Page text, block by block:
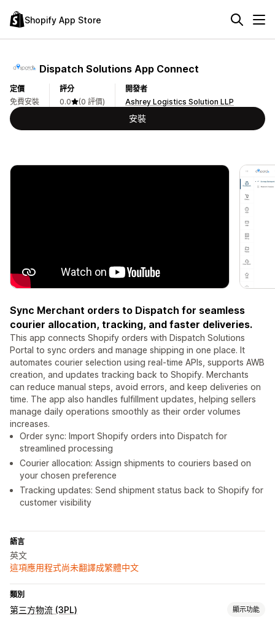
Shopify App Store
Dispatch Solutions App Connect
定價
免費安裝
評分
0.0
(0 評價)
開發者
Ashrey Logistics Solution LLP
安裝
Sync Merchant orders to Dispatch for seamless
courier allocation, tracking, and faster deliveries.
This app connects Shopify orders with Dispatch Solutions
Portal to sync orders and manage shipping in one place. It
automates courier selection using real-time APIs, supports AWB
creation, and updates tracking back to Shopify. Merchants
can reduce manual steps, avoid errors, and keep deliveries on
time. The app also handles fulfillment updates, helping sellers
manage daily operations smoothly as their order volumes
increases.
Order sync: Import Shopify orders into Dispatch for
streamlined processing
Courier allocation: Assign shipments to couriers based on
your chosen preference
Tracking updates: Send shipment status back to Shopify for
customer visibility
語言
英文
這項應用程式尚未翻譯成繁體中文
類別
第三方物流 (3PL) 顯示功能